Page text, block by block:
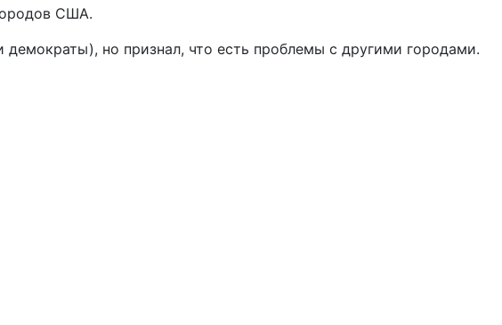
США.
но признал, что есть проблемы с другими городами.